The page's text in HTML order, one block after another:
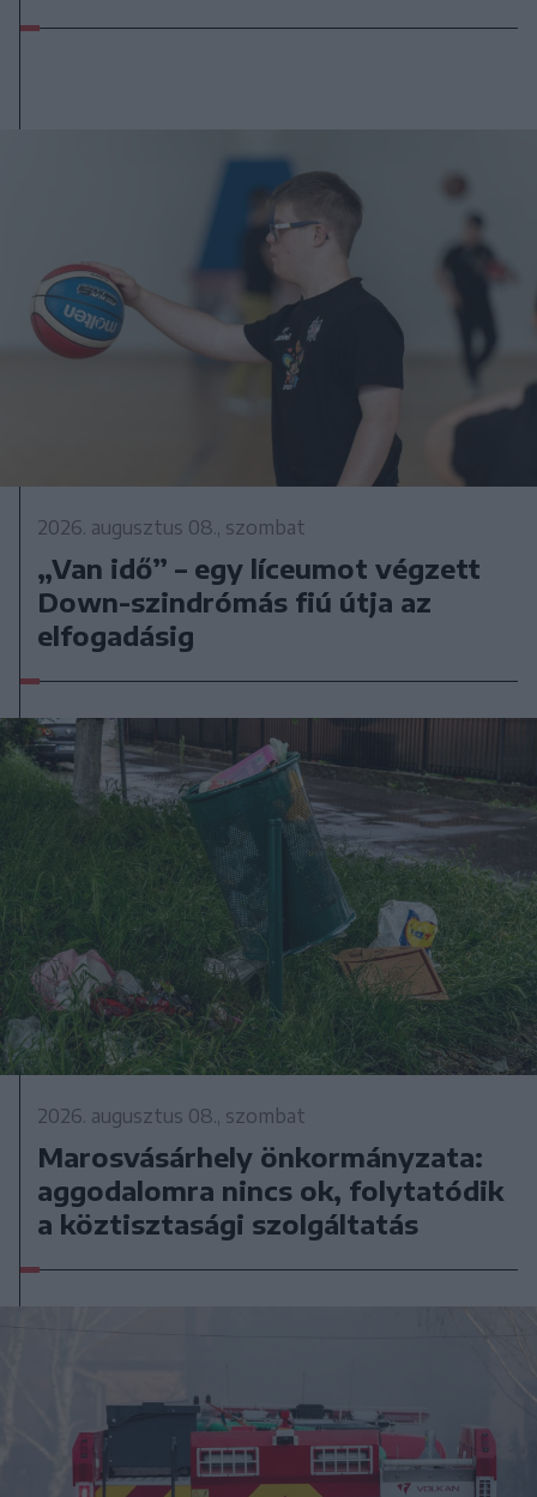
2026. augusztus 08., szombat
„Van idő” – egy líceumot végzett
Down-szindrómás fiú útja az
elfogadásig
2026. augusztus 08., szombat
Marosvásárhely önkormányzata:
aggodalomra nincs ok, folytatódik
a köztisztasági szolgáltatás